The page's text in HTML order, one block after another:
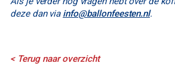
deze dan via info@ballonfeesten.nl.
< Terug naar overzicht